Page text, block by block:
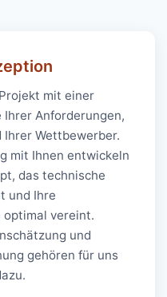
mit einer
Anforderungen,
Ihrer Wettbewerber.
mit Ihnen entwickeln
das technische
und Ihre
optimal vereint.
und
gehören für uns